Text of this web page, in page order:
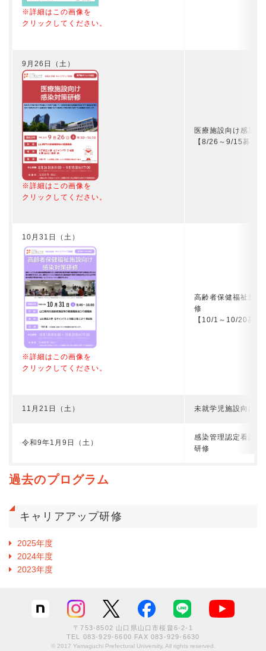
※詳細はこの画像を
クリックしてください。
9月26日（土）
※詳細はこの画像を
クリックしてください。
医療施設向け感染対
【8/26～9/15募集】
10月31日（土）
※詳細はこの画像を
クリックしてください。
高齢者保健福祉施
修
【10/1～10/20募集
11月21日（土） 未就学児施設向け感
令和9年1月9日（土）
感染管理認定看護
研修
過去のプログラム
キャリアアップ研修
2025年度
2024年度
2023年度
〒753-8502 山口県山口市桜畠6-2-1
TEL 083-929-6600 FAX 083-929-6630
© 2017 Yamaguchi Prefectural University, All rights reserved.